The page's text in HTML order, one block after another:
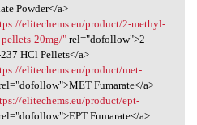
Powder</a>
elitechems.eu/product/2-methyl-
20mg/"rel="dofollow">2-
HCl Pellets</a>
elitechems.eu/product/met-
Fumarate</a>
elitechems.eu/product/ept-
Fumarate</a>